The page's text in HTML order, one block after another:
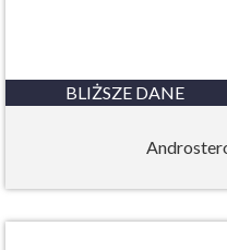
BLIŻSZE DANE